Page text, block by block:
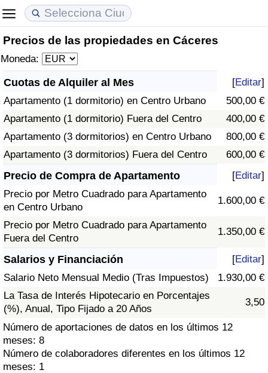
Precios de las propiedades en Cáceres
Moneda:
Cuotas de Alquiler al Mes [Editar]
Apartamento (1 dormitorio) en Centro Urbano
500,00 €
Apartamento (1 dormitorio) Fuera del Centro
400,00 €
Apartamento (3 dormitorios) en Centro Urbano
800,00 €
Apartamento (3 dormitorios) Fuera del Centro
600,00 €
Precio de Compra de Apartamento [Editar]
Precio por Metro Cuadrado para Apartamento
en Centro Urbano
1.600,00 €
Precio por Metro Cuadrado para Apartamento
Fuera del Centro
1.350,00 €
Salarios y Financiación [Editar]
Salario Neto Mensual Medio (Tras Impuestos)
1.930,00 €
La Tasa de Interés Hipotecario en Porcentajes
(%), Anual, Tipo Fijado a 20 Años
3,50
Número de aportaciones de datos en los últimos 12
meses: 8
Número de colaboradores diferentes en los últimos 12
meses: 1
Coste de vida
Índice de Costo de Vida (Actual)
Índice de Costo de Vida
Índice de costo de vida por país
Precios de las propiedades
Índice de Precios de Inmuebles (Actual)
Índice de Precios de Inmuebles
Índice de Precios de Inmuebles por País
Calidad de Vida
Índice de Calidad de Vida
Índice de Calidad de Vida (Actual)
Índice de calidad de vida por país
Calificación del Índice de Criminalidad
(Actual)
Índice de Criminalidad
Índice de criminalidad por país
Sanidad
Índice de Sanidad (Actual)
Índice de Sanidad